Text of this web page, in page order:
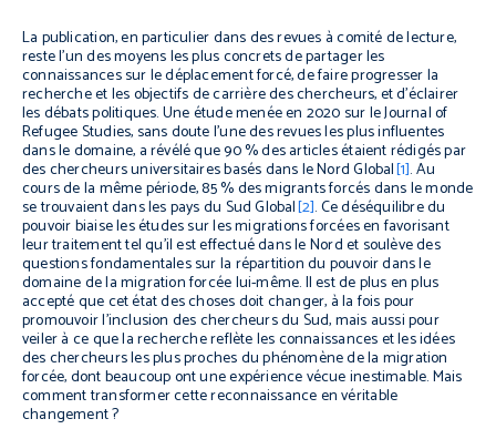
La publication, en particulier dans des revues à comité de lecture,
reste l’un des moyens les plus concrets de partager les
connaissances sur le déplacement forcé, de faire progresser la
recherche et les objectifs de carrière des chercheurs, et d’éclairer
les débats politiques. Une étude menée en 2020 sur leJournal of
Refugee Studies, sans doute l’une des revues les plus influentes
dans le domaine, a révélé que 90 % des articles étaient rédigés par
des chercheurs universitaires basés dans le Nord Global[1]. Au
cours de la même période, 85 % des migrants forcés dans le monde
se trouvaient dans les pays du Sud Global[2]. Ce déséquilibre du
pouvoir biaise les études sur les migrations forcées en favorisant
leur traitement tel qu’il est effectué dans le Nord et soulève des
questions fondamentales sur la répartition du pouvoir dans le
domaine de la migration forcée lui-même. Il est de plus en plus
accepté que cet état des choses doit changer, à la fois pour
promouvoir l’inclusion des chercheurs du Sud, mais aussi pour
veiler à ce que la recherche reflète les connaissances et les idées
des chercheurs les plus proches du phénomène de la migration
forcée, dont beaucoup ont une expérience vécue inestimable. Mais
comment transformer cette reconnaissance en véritable
changement ?